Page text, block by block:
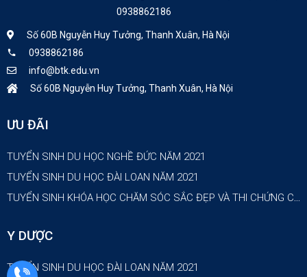
0938862186
Số 60B Nguyễn Huy Tưởng, Thanh Xuân, Hà Nội
0938862186
info@btk.edu.vn
Số 60B Nguyễn Huy Tưởng, Thanh Xuân, Hà Nội
ƯU ĐÃI
TUYỂN SINH DU HỌC NGHỀ ĐỨC NĂM 2021
TUYỂN SINH DU HỌC ĐÀI LOAN NĂM 2021
Y DƯỢC
TUYỂN SINH DU HỌC ĐÀI LOAN NĂM 2021